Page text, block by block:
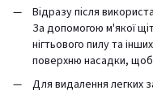
Відразу після
За допомогою м'якої
нігтьового пилу та
поверхню насадки,
Для видалення легких